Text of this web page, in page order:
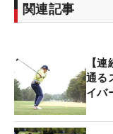
関連記事
【
通る
イバ